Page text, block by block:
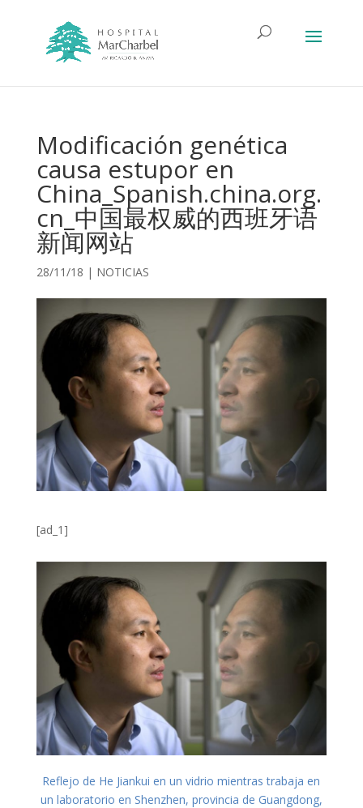
Modificación genética
causa estupor en
China_Spanish.china.org.
cn_中国最权威的西班牙语
新闻网站
28/11/18 | NOTICIAS
[ad_1]
Reflejo de He Jiankui en un vidrio mientras trabaja en
un laboratorio en Shenzhen, provincia de Guangdong,